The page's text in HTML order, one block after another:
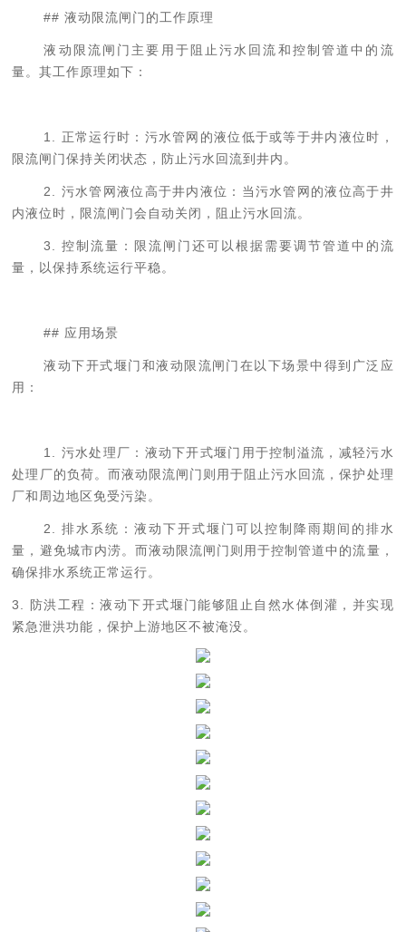
## 液动限流闸门的工作原理
液动限流闸门主要用于阻止污水回流和控制管道中的流
量。其工作原理如下：
1. 正常运行时：污水管网的液位低于或等于井内液位时，
限流闸门保持关闭状态，防止污水回流到井内。
2. 污水管网液位高于井内液位：当污水管网的液位高于井
内液位时，限流闸门会自动关闭，阻止污水回流。
3. 控制流量：限流闸门还可以根据需要调节管道中的流
量，以保持系统运行平稳。
## 应用场景
液动下开式堰门和液动限流闸门在以下场景中得到广泛应
用：
1. 污水处理厂：液动下开式堰门用于控制溢流，减轻污水
处理厂的负荷。而液动限流闸门则用于阻止污水回流，保护处理
厂和周边地区免受污染。
2. 排水系统：液动下开式堰门可以控制降雨期间的排水
量，避免城市内涝。而液动限流闸门则用于控制管道中的流量，
确保排水系统正常运行。
3. 防洪工程：液动下开式堰门能够阻止自然水体倒灌，并实现
紧急泄洪功能，保护上游地区不被淹没。